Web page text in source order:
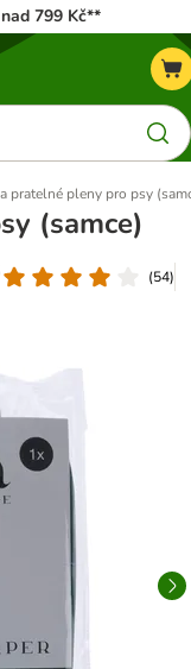
799 Kč**
pratelné pleny pro psy
(samce)
(54)